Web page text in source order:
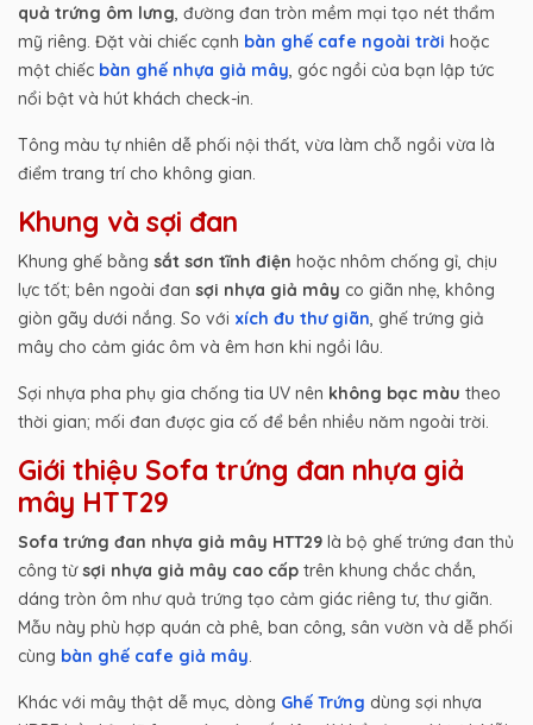
quả trứng ôm lưng , đường đan tròn mềm mại tạo nét thẩm
mỹ riêng. Đặt vài chiếc cạnh bàn ghế cafe ngoài trời hoặc
một chiếc bàn ghế nhựa giả mây , góc ngồi của bạn lập tức
nổi bật và hút khách check-in.
Tông màu tự nhiên dễ phối nội thất, vừa làm chỗ ngồi vừa là
điểm trang trí cho không gian.
Khung và sợi đan
Khung ghế bằng sắt sơn tĩnh điện hoặc nhôm chống gỉ, chịu
lực tốt; bên ngoài đan sợi nhựa giả mây co giãn nhẹ, không
giòn gãy dưới nắng. So với xích đu thư giãn , ghế trứng giả
mây cho cảm giác ôm và êm hơn khi ngồi lâu.
Sợi nhựa pha phụ gia chống tia UV nên không bạc màu theo
thời gian; mối đan được gia cố để bền nhiều năm ngoài trời.
Giới thiệu Sofa trứng đan nhựa giả
mây HTT29
Sofa trứng đan nhựa giả mây HTT29 là bộ ghế trứng đan thủ
công từsợi nhựa giả mây cao cấp trên khung chắc chắn,
dáng tròn ôm như quả trứng tạo cảm giác riêng tư, thư giãn.
Mẫu này phù hợp quán cà phê, ban công, sân vườn và dễ phối
cùng bàn ghế cafe giả mây
Khác với mây thật dễ mục, dòng Ghế Trứng dùng sợi nhựa